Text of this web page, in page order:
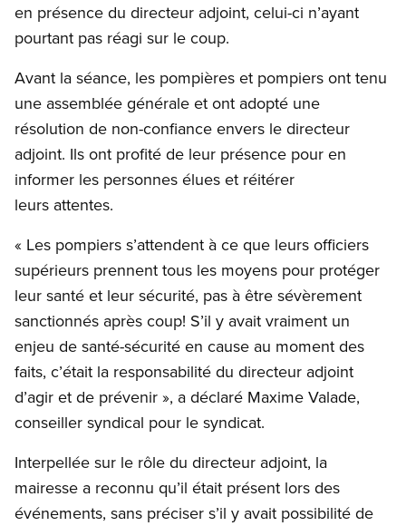
en présence du directeur adjoint, celui-ci n’ayant
pourtant pas réagi sur le coup.
Avant la séance, les pompières et pompiers ont tenu
une assemblée générale et ont adopté une
résolution de non-confiance envers le directeur
adjoint. Ils ont profité de leur présence pour en
informer les personnes élues et réitérer
leurs attentes.
« Les pompiers s’attendent à ce que leurs officiers
supérieurs prennent tous les moyens pour protéger
leur santé et leur sécurité, pas à être sévèrement
sanctionnés après coup! S’il y avait vraiment un
enjeu de santé-sécurité en cause au moment des
faits, c’était la responsabilité du directeur adjoint
d’agir et de prévenir », a déclaré Maxime Valade,
conseiller syndical pour le syndicat.
Interpellée sur le rôle du directeur adjoint, la
mairesse a reconnu qu’il était présent lors des
événements, sans préciser s’il y avait possibilité de